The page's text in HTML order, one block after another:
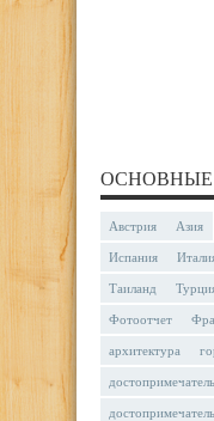
Австрия Азия
Испания
Таиланд
Фотоотчет
архитектура